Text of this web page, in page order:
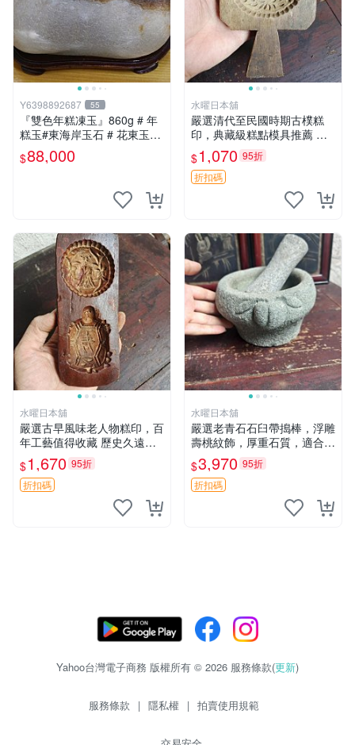
Y6398892687 55
『雙色年糕凍玉』860g # 年
糕玉#東海岸玉石 # 花東玉石
#總統石#台灣藍寶
$88,000
水曜日本舖
嚴選清代至民國時期古樸糕
印，典藏級糕點模具推薦 手
工製作的老式糕印，適合糕點
愛好者收藏 清代至民國的老
式糕印模具，傳統工藝的美味
之選 古董糕印 老式糕模
$1,070 95折
折扣碼
水曜日本舖
嚴選古早風味老人物糕印，百
年工藝值得收藏 歷史久遠的
人物糕印，傳統手工技藝的傳
承 這款人物糕印具備獨特的
藝術價值，適合喜愛古董的人
收藏 嚴選老物件，人物
$1,670 95折
折扣碼
水曜日本舖
嚴選老青石石臼帶搗棒，浮雕
壽桃紋飾，厚重石質，適合作
為茶室、書房或民宿裝飾及收
藏。具備歲月痕跡，實物實拍
展示，品相佳。 壽桃 石臼 老
$3,970 95折
折扣碼
Yahoo台灣電子商務 版權所有 © 2026 服務條款(更新)
服務條款 | 隱私權 | 拍賣使用規範